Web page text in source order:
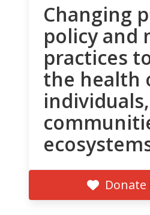
Changing
policy and
practices
the health
individuals,
Donate